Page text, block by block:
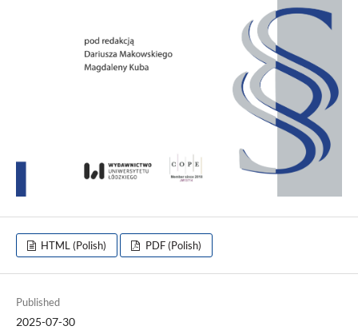
HTML (Polish) PDF (Polish)
Published
2025-07-30